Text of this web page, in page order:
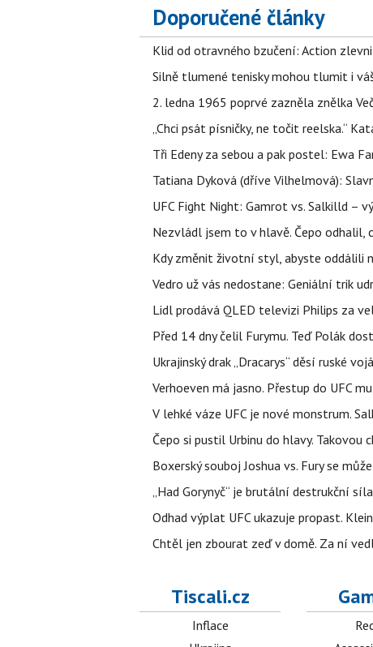
Doporučené články
Klid od otravného bzučení: Action
Silně tlumené tenisky mohou tlumit i
2. ledna 1965 poprvé zazněla znělka
„Chci psát písničky, ne točit reelska.“
Tři Edeny za sebou a pak postel: Ewa
Tatiana Dyková (dříve Vilhelmová):
UFC Fight Night: Gamrot vs. Salkilld –
Nezvládl jsem to v hlavě. Čepo odhalil,
Kdy změnit životní styl, abyste oddálili
Vedro už vás nedostane: Geniální trik
Lidl prodává QLED televizi Philips za
Před 14 dny čelil Furymu. Teď Polák
Ukrajinský drak „Dracarys“ děsí ruské
Verhoeven má jasno. Přestup do UFC
V lehké váze UFC je nové monstrum.
Čepo si pustil Urbinu do hlavy. Takovou
Boxerský souboj Joshua vs. Fury se
„Had Gorynyč“ je brutální destrukční
Odhad výplat UFC ukazuje propast.
Chtěl jen zbourat zeď v domě. Za ní
Tiscali.cz
Inflace